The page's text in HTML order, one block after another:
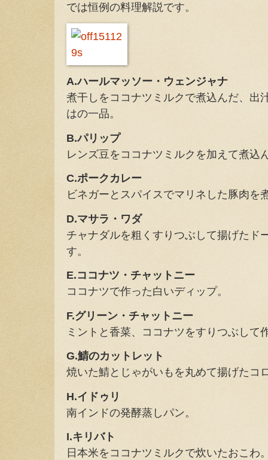
では恒例の料理解説です。
A.ハールマッソー・ウェンジャナ
煮干しをココナツミルクで煮込んだ、出
はの一品。
B.パリップ
レンズ豆をココナツミルクを加えて煮込
C.ポークカレー
ビネガーとスパイスでマリネした豚肉を
D.マサラ・ワダ
チャナダルを粗くすりつぶして揚げたド
す。
E.ココナツ・チャットニー
ココナツで作った白いディップ。
F.グリーン・チャットニー
ミントと香菜、ココナツをすりつぶして
G.鯖のカットレット
焼いた鯖とじゃがいもを丸めて揚げたコ
H.イドゥリ
南インドの発酵蒸しパン。
I.キリバト
日本米をココナツミルクで炊いたおこわ